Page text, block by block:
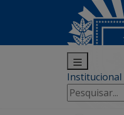
Institucional
Pesquisar
por: